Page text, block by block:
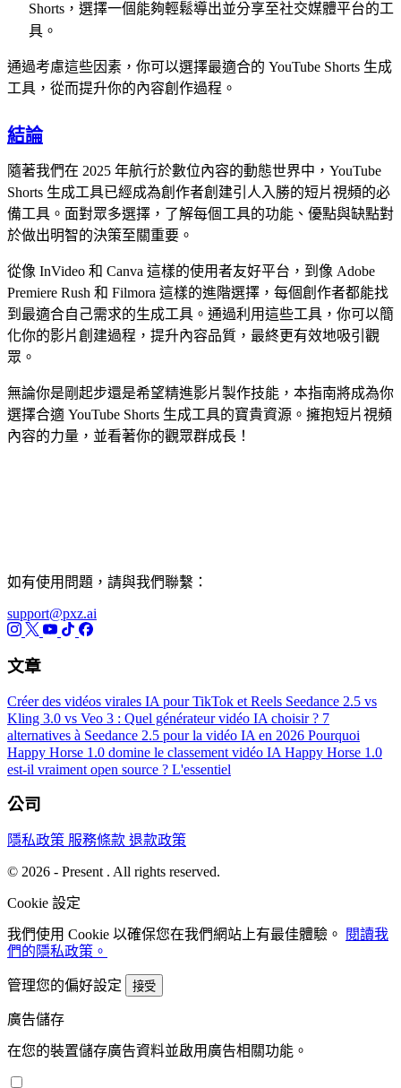
Shorts，選擇一個能夠輕鬆導出並分享至社交媒體平台的工
具。
通過考慮這些因素，你可以選擇最適合的 YouTube Shorts 生成
工具，從而提升你的內容創作過程。
結論
隨著我們在 2025 年航行於數位內容的動態世界中，YouTube
Shorts 生成工具已經成為創作者創建引人入勝的短片視頻的必
備工具。面對眾多選擇，了解每個工具的功能、優點與缺點對
於做出明智的決策至關重要。
從像 InVideo 和 Canva 這樣的使用者友好平台，到像 Adobe
Premiere Rush 和 Filmora 這樣的進階選擇，每個創作者都能找
到最適合自己需求的生成工具。通過利用這些工具，你可以簡
化你的影片創建過程，提升內容品質，最終更有效地吸引觀
眾。
無論你是剛起步還是希望精進影片製作技能，本指南將成為你
選擇合適 YouTube Shorts 生成工具的寶貴資源。擁抱短片視頻
內容的力量，並看著你的觀眾群成長！
如有使用問題，請與我們聯繫：
support@pxz.ai
文章
Créer des vidéos virales IA pour TikTok et Reels Seedance 2.5 vs
Kling 3.0 vs Veo 3 : Quel générateur vidéo IA choisir ? 7
alternatives à Seedance 2.5 pour la vidéo IA en 2026 Pourquoi
Happy Horse 1.0 domine le classement vidéo IAHappy Horse 1.0
est-il vraiment open source ? L'essentiel
公司
隱私政策 服務條款 退款政策
© 2026 - Present . All rights reserved.
Cookie 設定
我們使用 Cookie 以確保您在我們網站上有最佳體驗。
閱讀我
們的隱私政策。
管理您的偏好設定 接受
廣告儲存
在您的裝置儲存廣告資料並啟用廣告相關功能。